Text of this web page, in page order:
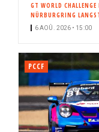
GT WORLD CHALLENGE
NÜRBURGRING
6 AOÛ. 2026 • 15:00
PCCF